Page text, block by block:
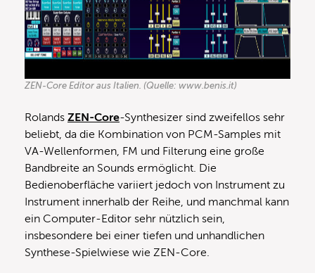
ZEN-Core Editor aus Italien. (Quelle: www.benis.it)
Rolands ZEN-Core-Synthesizer sind zweifellos sehr
beliebt, da die Kombination von PCM-Samples mit
VA-Wellenformen, FM und Filterung eine große
Bandbreite an Sounds ermöglicht. Die
Bedienoberfläche variiert jedoch von Instrument zu
Instrument innerhalb der Reihe, und manchmal kann
ein Computer-Editor sehr nützlich sein,
insbesondere bei einer tiefen und unhandlichen
Synthese-Spielwiese wie ZEN-Core.